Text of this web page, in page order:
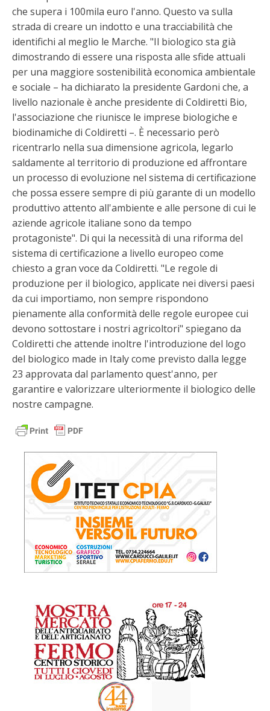
che supera i 100mila euro l'anno. Questo va sulla
strada di creare un indotto e una tracciabilità che
identifichi al meglio le Marche. "Il biologico sta già
dimostrando di essere una risposta alle sfide attuali
per una maggiore sostenibilità economica ambientale
e sociale – ha dichiarato la presidente Gardoni che, a
livello nazionale è anche presidente di Coldiretti Bio,
l'associazione che riunisce le imprese biologiche e
biodinamiche di Coldiretti –. È necessario però
ricentrarlo nella sua dimensione agricola, legarlo
saldamente al territorio di produzione ed affrontare
un processo di evoluzione nel sistema di certificazione
che possa essere sempre di più garante di un modello
produttivo attento all'ambiente e alle persone di cui le
aziende agricole italiane sono da tempo
protagoniste". Di qui la necessità di una riforma del
sistema di certificazione a livello europeo come
chiesto a gran voce da Coldiretti. "Le regole di
produzione per il biologico, applicate nei diversi paesi
da cui importiamo, non sempre rispondono
pienamente alla conformità delle regole europee cui
devono sottostare i nostri agricoltori" spiegano da
Coldiretti che attende inoltre l'introduzione del logo
del biologico made in Italy come previsto dalla legge
23 approvata dal parlamento quest'anno, per
garantire e valorizzare ulteriormente il biologico delle
nostre campagne.